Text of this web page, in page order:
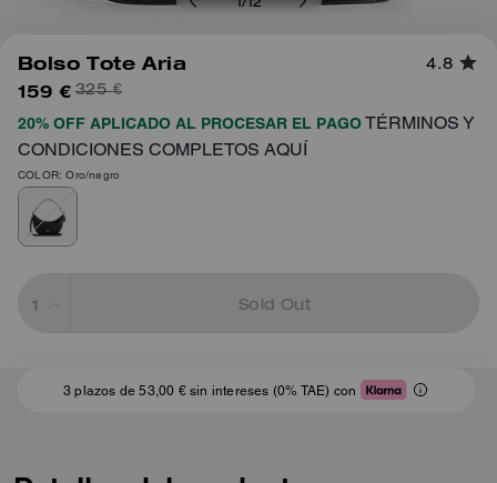
/ 12
Bolso Tote Aria 4.8
159 € 325 €
20% OFF APLICADO AL PROCESAR EL PAGOTÉRMINOS Y
CONDICIONES COMPLETOS AQUÍ
COLOR: Oro/negro
Sold Out
3 plazos de 53,00 € sin intereses (0% TAE) con